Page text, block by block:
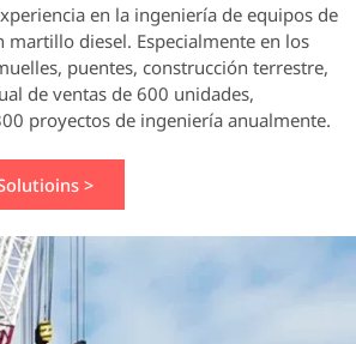
en la ingeniería de equipos de
martillo diesel. Especialmente en los
puentes, construcción terrestre,
de ventas de 600 unidades,
proyectos de ingeniería anualmente.
>